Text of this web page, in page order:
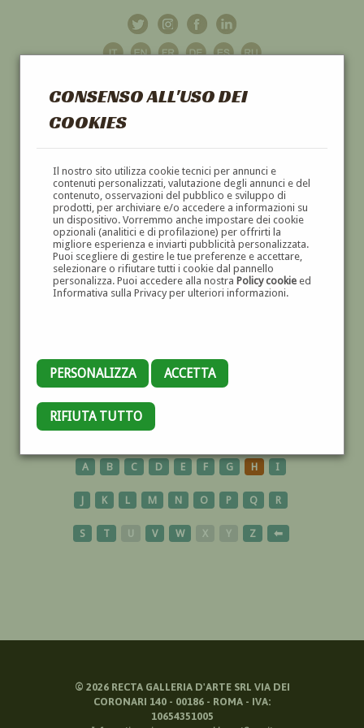
CONSENSO ALL'USO DEI
COOKIES
Il nostro sito utilizza cookie tecnici per annunci e
contenuti personalizzati, valutazione degli annunci e del
contenuto, osservazioni del pubblico e sviluppo di
prodotti, per archiviare e/o accedere a informazioni su
un dispositivo. Vorremmo anche impostare dei cookie
opzionali (analitici e di profilazione) per offrirti la
migliore esperienza e inviarti pubblicità personalizzata.
Puoi scegliere di gestire le tue preferenze e accettare,
selezionare o rifiutare tutti i cookie dal pannello
personalizza. Puoi accedere alla nostra Policy cookieed
Informativa sulla Privacy per ulteriori informazioni.
PERSONALIZZA ACCETTA
RIFIUTA TUTTO
GALLERIAD'ARTE
DIPINTI E SCULTURE '800 E '900
CONTEMPORANEO
A B C D E F G H I
J K L M N O P Q R
S T U V W X Y Z ⬅
© 2026RECTA GALLERIA D'ARTE SRL VIA DEI
CORONARI 140 - 00186 - ROMA - IVA:
10654351005